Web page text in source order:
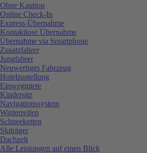
Ohne Kaution
Online Check-In
Express-Übernahme
Kontaktlose Übernahme
Übernahme via Smartphone
Zusatzfahrer
Jungfahrer
Neuwertiges Fahrzeug
Hotelzustellung
Einwegmiete
Kindersitz
Navigationssystem
Winterreifen
Schneeketten
Skiträger
Dachzelt
Alle Leistungen auf einen Blick